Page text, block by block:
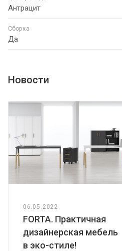
Антрацит
Сборка
Да
Новости
06.05.2022
FORTA. Практичная
дизайнерская мебель
в эко-стиле!